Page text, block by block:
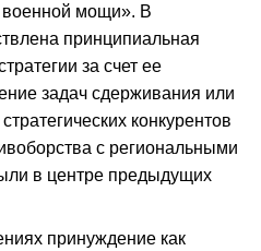
военной мощи». В
принципиальная
за счет ее
задач сдерживания или
конкурентов
с региональными
в центре предыдущих
принуждение как